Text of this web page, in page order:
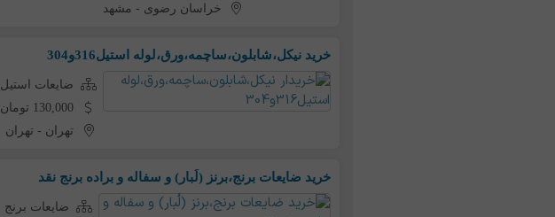
خراسان رضوی - مشهد
خرید نیکل،شابلون،ساچمه،ورق،لوله استیل316و304
ضایعات استیل
130,000 تومان به ازای هر کیلو
تهران - تهران
خرید ضایعات برنج،برنز (لُبار) و سفاله و براده برنج نقد
ضایعات برنج